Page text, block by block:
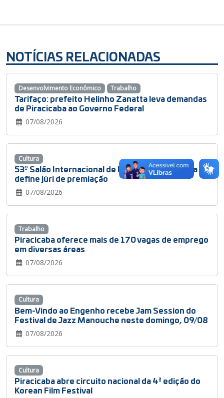
NOTÍCIAS RELACIONADAS
Tarifaço: prefeito Helinho Zanatta leva demandas
de Piracicaba ao Governo Federal
07/08/2026
Desenvolvimento Econômico Trabalho
53º Salão Internacional de Humor de Piracicaba
define júri de premiação
07/08/2026
Cultura
Piracicaba oferece mais de 170 vagas de emprego
em diversas áreas
07/08/2026
Trabalho
Bem-Vindo ao Engenho recebe Jam Session do
Festival de Jazz Manouche neste domingo, 09/08
07/08/2026
Cultura
Piracicaba abre circuito nacional da 4ª edição do
Korean Film Festival
Cultura